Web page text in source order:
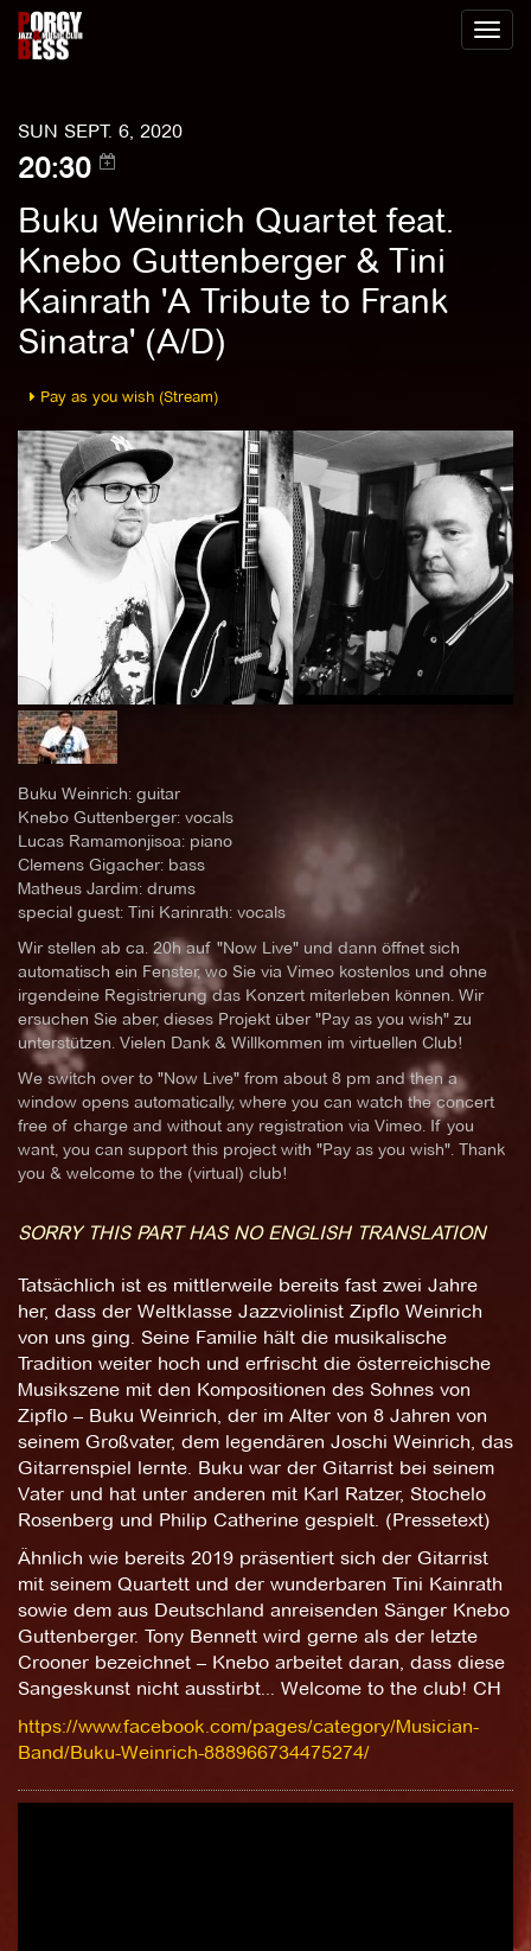
Toggle
SUN SEPT. 6, 2020
20:30
Buku Weinrich Quartet feat.
Knebo Guttenberger & Tini
Kainrath 'A Tribute to Frank
Sinatra' (A/D)
Pay as you wish (Stream)
Buku Weinrich: guitar
Knebo Guttenberger: vocals
Lucas Ramamonjisoa: piano
Clemens Gigacher: bass
Matheus Jardim: drums
special guest: Tini Karinrath: vocals
Wir stellen ab ca. 20h auf "Now Live" und dann öffnet sich
automatisch ein Fenster, wo Sie via Vimeo kostenlos und ohne
irgendeine Registrierung das Konzert miterleben können. Wir
ersuchen Sie aber, dieses Projekt über "Pay as you wish" zu
unterstützen. Vielen Dank & Willkommen im virtuellen Club!
We switch over to "Now Live" from about 8 pm and then a
window opens automatically, where you can watch the concert
free of charge and without any registration via Vimeo. If you
want, you can support this project with "Pay as you wish". Thank
you & welcome to the (virtual) club!
SORRY THIS PART HAS NO ENGLISH TRANSLATION
Tatsächlich ist es mittlerweile bereits fast zwei Jahre
her, dass der Weltklasse Jazzviolinist Zipflo Weinrich
von uns ging. Seine Familie hält die musikalische
Tradition weiter hoch und erfrischt die österreichische
Musikszene mit den Kompositionen des Sohnes von
Zipflo – Buku Weinrich, der im Alter von 8 Jahren von
seinem Großvater, dem legendären Joschi Weinrich, das
Gitarrenspiel lernte. Buku war der Gitarrist bei seinem
Vater und hat unter anderen mit Karl Ratzer, Stochelo
Rosenberg und Philip Catherine gespielt. (Pressetext)
Ähnlich wie bereits 2019 präsentiert sich der Gitarrist
mit seinem Quartett und der wunderbaren Tini Kainrath
sowie dem aus Deutschland anreisenden Sänger Knebo
Guttenberger. Tony Bennett wird gerne als der letzte
Crooner bezeichnet – Knebo arbeitet daran, dass diese
Sangeskunst nicht ausstirbt... Welcome to the club! CH
https://www.facebook.com/pages/category/Musician-
Band/Buku-Weinrich-888966734475274/